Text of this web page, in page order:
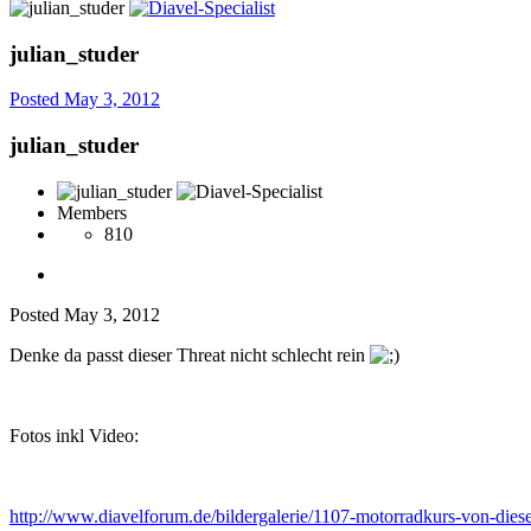
julian_studer
Posted May 3, 2012
julian_studer
Members
810
Posted May 3, 2012
Denke da passt dieser Threat nicht schlecht rein
Fotos inkl Video:
http://www.diavelforum.de/bildergalerie/1107-motorradkurs-von-